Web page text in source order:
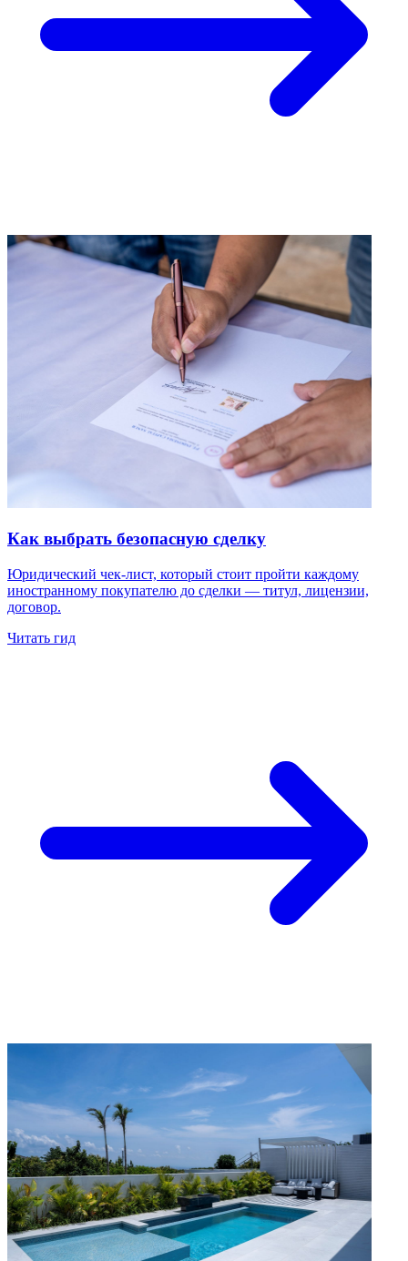
Как выбрать безопасную сделку
Юридический чек-лист, который стоит пройти каждому
иностранному покупателю до сделки — титул, лицензии,
договор.
Читать гид